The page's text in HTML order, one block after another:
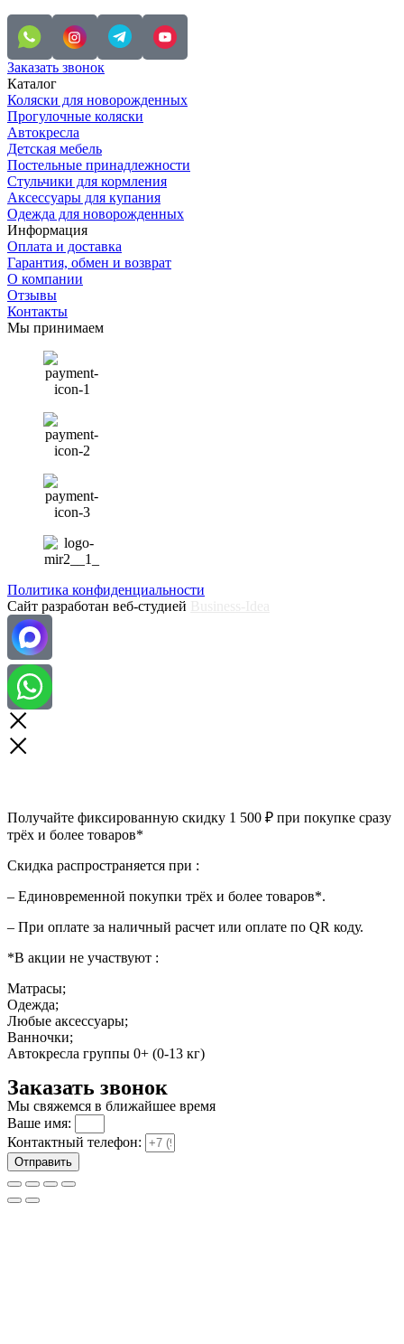
Заказать звонок
Каталог
Коляски для новорожденных
Прогулочные коляски
Автокресла
Детская мебель
Постельные принадлежности
Стульчики для кормления
Аксессуары для купания
Одежда для новорожденных
Информация
Оплата и доставка
Гарантия, обмен и возврат
О компании
Отзывы
Контакты
Мы принимаем
Политика конфиденциальности
Сайт разработан веб-студией
Получайте фиксированную скидку 1 500 ₽ при покупке сразу
трёх и более товаров*
Скидка распространяется при :
– Единовременной покупки трёх и более товаров*.
– При оплате за наличный расчет или оплате по QR коду.
*В акции не участвуют :
Матрасы;
Одежда;
Любые аксессуары;
Ванночки;
Автокресла группы 0+ (0-13 кг)
Заказать звонок
Мы свяжемся в ближайшее время
Ваше имя:
Контактный телефон:
Отправить